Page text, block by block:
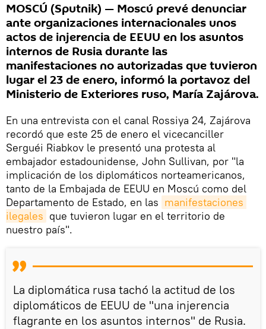
MOSCÚ (Sputnik) — Moscú prevé denunciar
ante organizaciones internacionales unos
actos de injerencia de EEUU en los asuntos
internos de Rusia durante las
manifestaciones no autorizadas que tuvieron
lugar el 23 de enero, informó la portavoz del
Ministerio de Exteriores ruso, María Zajárova.
En una entrevista con el canal Rossiya 24, Zajárova
recordó que este 25 de enero el vicecanciller
Serguéi Riabkov le presentó una protesta al
embajador estadounidense, John Sullivan, por "la
implicación de los diplomáticos norteamericanos,
tanto de la Embajada de EEUU en Moscú como del
Departamento de Estado, en las manifestaciones
ilegales que tuvieron lugar en el territorio de
nuestro país".
La diplomática rusa tachó la actitud de los
diplomáticos de EEUU de "una injerencia
flagrante en los asuntos internos" de Rusia.